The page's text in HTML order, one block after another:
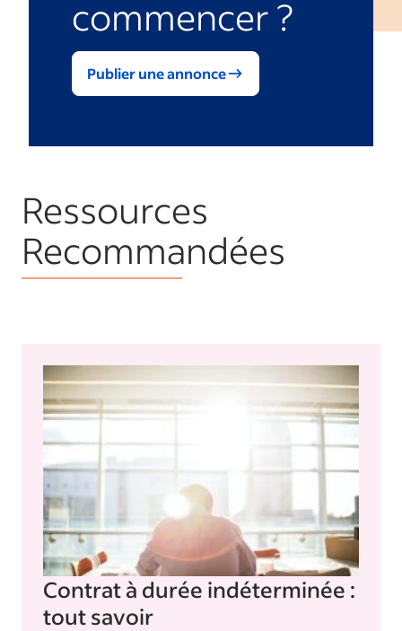
commencer ?
Publier une annonce
Ressources
Recommandées
Contrat à durée indéterminée :
tout savoir